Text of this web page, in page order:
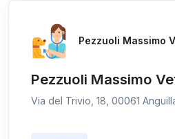
Pezzuoli Massimo
Pezzuoli Massimo
Via del Trivio, 18, 00061